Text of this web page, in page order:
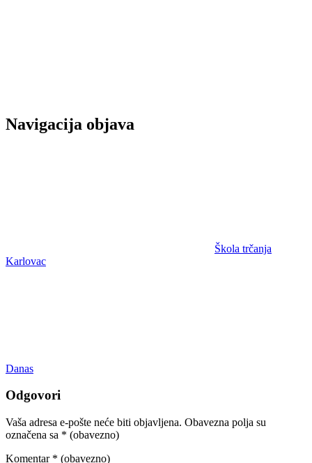
Navigacija objava
Škola trčanja
Karlovac
Danas
Odgovori
Vaša adresa e-pošte neće biti objavljena. Obavezna polja su
označena sa * (obavezno)
Komentar * (obavezno)